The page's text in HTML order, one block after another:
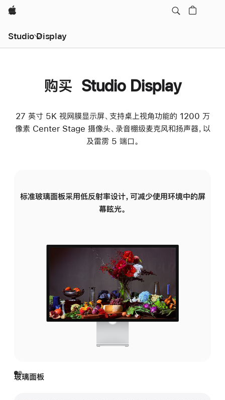
Apple
Studio Display
购买 Studio Display
27 英寸 5K 视网膜显示屏、支持桌上视角功能的 1200 万
像素 Center Stage 摄像头、录音棚级麦克风和扬声器，以
及雷雳 5 端口。
标准玻璃面板采用低反射率设计，可减少使用环境中的屏
幕眩光。
玻璃面板